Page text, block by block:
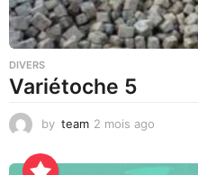
DIVERS
Variétoche 5
by team 2 mois ago